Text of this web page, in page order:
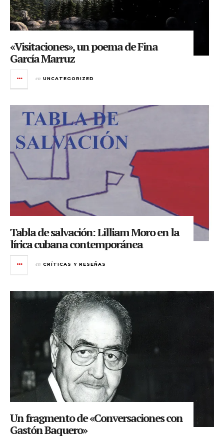
«Visitaciones», un poema de Fina
García Marruz
en UNCATEGORIZED
Tabla de salvación: Lilliam Moro en la
lírica cubana contemporánea
en CRÍTICAS Y RESEÑAS
Un fragmento de «Conversaciones con
Gastón Baquero»